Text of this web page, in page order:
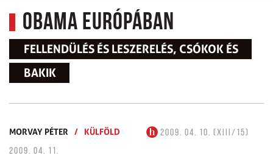
Obama Európában
FELLENDÜLÉS ÉS LESZERELÉS, CSÓKOK ÉS
BAKIK
MORVAY PÉTER / KÜLFÖLD
2009. 04. 10. (XIII/15)
2009. 04. 11.